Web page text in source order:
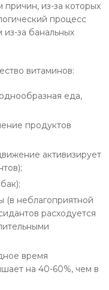
из-за которых
процесс
из-за банальных
витаминов:
еда,
продуктов
активизирует
(в неблагоприятной
расходуется
время
на 40-60%, чем в